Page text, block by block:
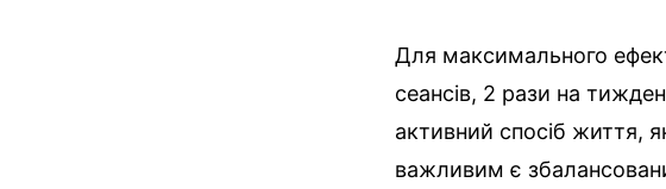
Для максимального
сеансів, 2 рази на
активний спосіб життя,
важливим є